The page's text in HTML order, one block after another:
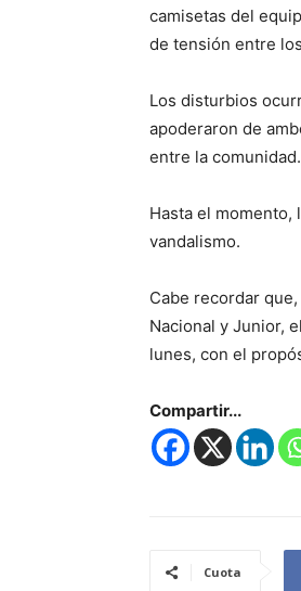
camisetas del
de tensión entre
Los disturbios
apoderaron de
entre la comunidad.
Hasta el
vandalismo.
Cabe recordar
Nacional y Junior,
lunes, con el
Compartir...
Cuota